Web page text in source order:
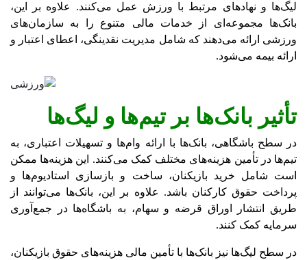
لیگ‌ها و نهادهای مرتبط با ورزش عمل می‌کنند. علاوه بر این،
بانک‌ها مجموعه‌ای از خدمات مالی متنوع را به سازمان‌های
ورزشی ارائه می‌دهند که شامل مدیریت نقدینگی، اعطای اعتبار و
ارائه بیمه می‌شود.
تأثیر بانک‌ها بر تیم‌ها و لیگ‌ها
در سطح باشگاهی، بانک‌ها با ارائه وام‌ها و تسهیلات اعتباری، به
تیم‌ها در تأمین هزینه‌های مختلف کمک می‌کنند. این هزینه‌ها ممکن
است شامل خرید بازیکنان، ساخت و بازسازی استادیوم‌ها و
پرداخت حقوق کارکنان باشد. علاوه بر این، بانک‌ها می‌توانند از
طریق انتشار اوراق قرضه و سهام، به باشگاه‌ها در جمع‌آوری
سرمایه کمک کنند.
در سطح لیگ‌ها نیز بانک‌ها با تأمین مالی هزینه‌های حقوق بازیکنان،